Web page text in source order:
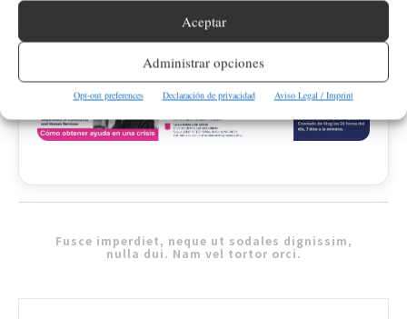
Aceptar
Administrar opciones
Opt-out preferences Declaración de privacidad Aviso Legal / Imprint
PUBLICIDAD
Fusce imperdiet, neque ut sodales dignissim,
nulla dui. Nam vel tortor orci.